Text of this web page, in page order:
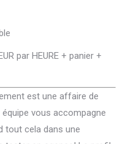
par HEURE + panier +
est une affaire de
vous accompagne
tout cela dans une